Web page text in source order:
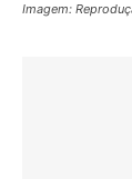
Imagem: